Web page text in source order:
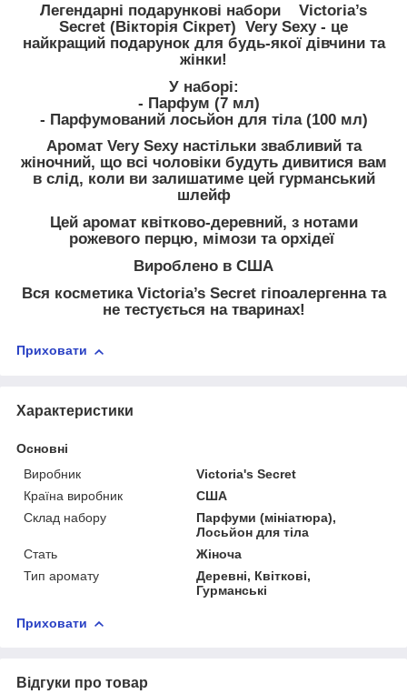
Легендарні подарункові набори Victoria’s
Secret (Вікторія Сікрет) Very Sexy - це
найкращий подарунок для будь-якої дівчини та
жінки!
У наборі:
- Парфум (7 мл)
- Парфумований лосьйон для тіла (100 мл)
Аромат Very Sexy настільки звабливий та
жіночний, що всі чоловіки будуть дивитися вам
в слід, коли ви залишатиме цей гурманський
шлейф
Цей аромат квітково-деревний, з нотами
рожевого перцю, мімози та орхідеї
Вироблено в США
Вся косметика Victoria’s Secret гіпоалергенна та
не тестується на тваринах!
Приховати
Характеристики
Основні
Виробник
Victoria's Secret
Країна виробник
США
Склад набору
Парфуми (мініатюра),
Лосьйон для тіла
Стать
Жіноча
Тип аромату
Деревні, Квіткові,
Гурманські
Приховати
Відгуки про товар